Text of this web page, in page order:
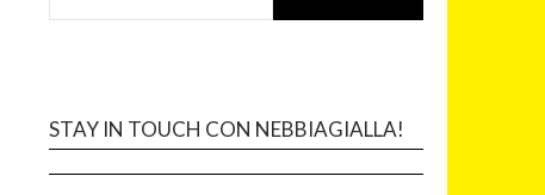
STAY IN TOUCH CON NEBBIAGIALLA!